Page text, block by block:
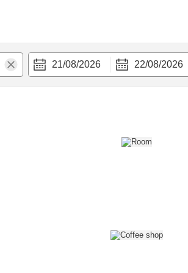
21/08/2026 22/08/2026
nghi